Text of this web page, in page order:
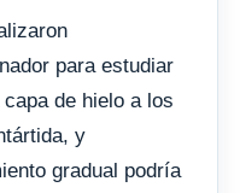
para estudiar
de hielo a los
y
gradual podría